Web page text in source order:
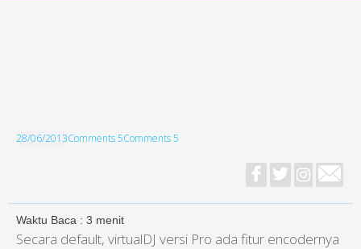
28/06/2013Comments 5Comments 5
Waktu Baca : 3 menit
Secara default, virtualDJ versi Pro ada fitur encodernya